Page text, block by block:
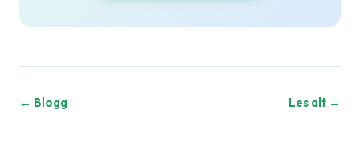
← Blogg Les alt →